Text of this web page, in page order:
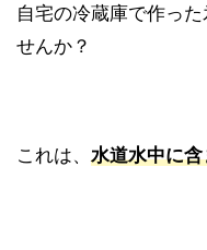
自宅の冷蔵庫で作っ
せんか？
これは、 水道水中に